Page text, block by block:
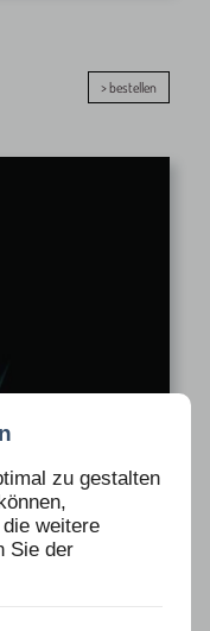
zu gestalten
weitere
Sie der
> bestellen